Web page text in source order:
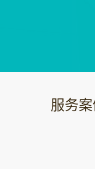
服务案